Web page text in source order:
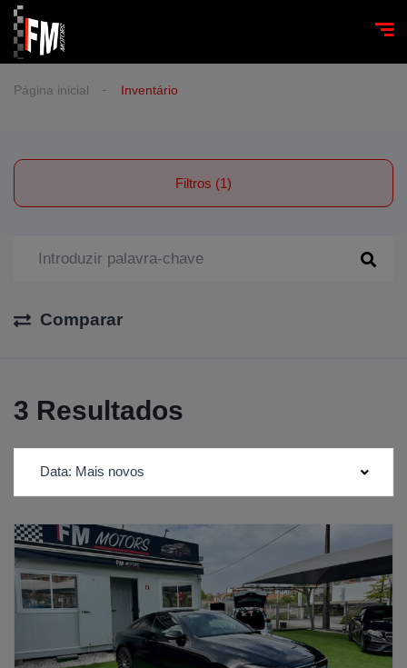
Página inicial Inventário
Filtros (1)
Comparar
3 Resultados
Data: Mais novos